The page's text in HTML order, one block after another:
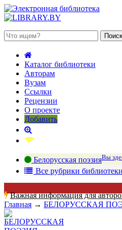
Каталог библиотеки
Авторам
Вузам
Ссылки
Рецензии
О проекте
Добавить
Белорусская поэзияВы
Все рубрики библиотеки
Важная информация для
Главная → БЕЛОРУССКАЯ